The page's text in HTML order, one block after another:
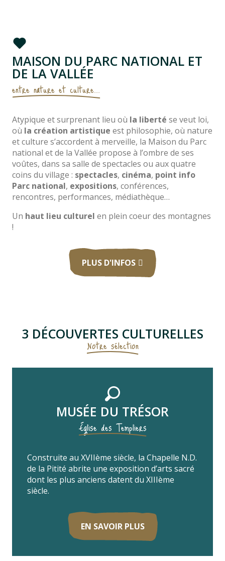
MAISON DU PARC NATIONAL ET
DE LA VALLÉE
entre nature et culture...
Atypique et surprenant lieu où la liberté se veut loi,
où la création artistique est philosophie, où nature
et culture s’accordent à merveille, la Maison du Parc
national et de la Vallée propose à l’ombre de ses
voûtes, dans sa salle de spectacles ou aux quatre
coins du village : spectacles, cinéma, point info
Parc national, expositions, conférences,
rencontres, performances, médiathèque…
Un haut lieu culturel en plein coeur des montagnes
!
PLUS D'INFOS
3 DÉCOUVERTES CULTURELLES
Notre sélection
MUSÉE DU TRÉSOR
Église des Templiers
Construite au XVIIème siècle, la Chapelle N.D.
de la Pitité abrite une exposition d’arts sacré
dont les plus anciens datent du XIIIème
siècle.
EN SAVOIR PLUS